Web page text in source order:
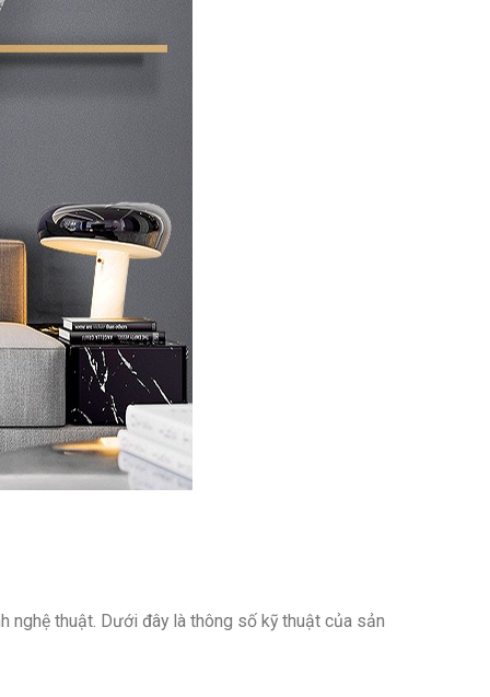
thuật. Dưới đây là thông số kỹ thuật của sản